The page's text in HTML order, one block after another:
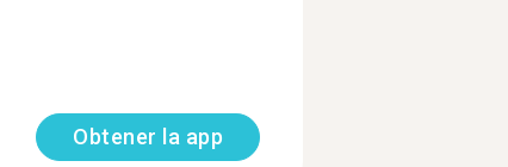
Obtener la app